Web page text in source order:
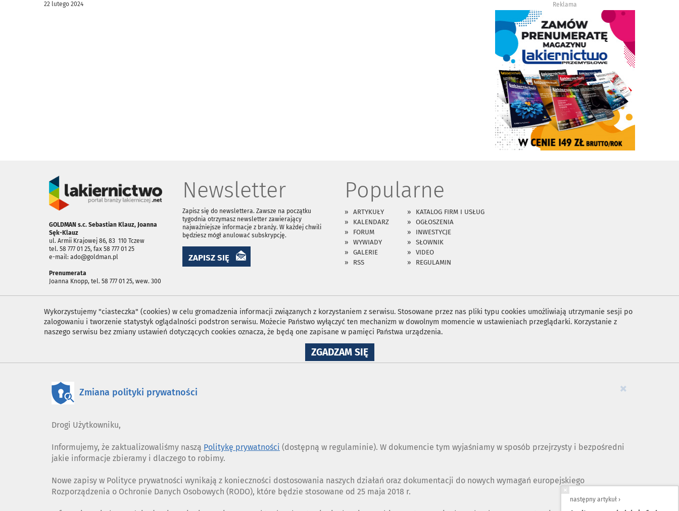
następny artykuł ›
22 lutego 2024 Reklama
GOLDMAN s.c. Sebastian Klauz, Joanna
Sęk-Klauz
ul. Armii Krajowej 86, 83 ­ 110 Tczew
tel. 58 777 01 25, fax 58 777 01 25
e-mail: ado@goldman.pl
Prenumerata
Joanna Knopp, tel. 58 777 01 25, wew. 300
Newsletter
Zapisz się do newslettera. Zawsze na początku
tygodnia otrzymasz newsletter zawierający
najważniejsze informacje z branży. W każdej chwili
będziesz mógł anulować subskrypcję.
ZAPISZ SIĘ
Popularne
ARTYKUŁY
KATALOG FIRM I USŁUG
KALENDARZ
OGŁOSZENIA
FORUM
INWESTYCJE
WYWIADY
SŁOWNIK
GALERIE
VIDEO
RSS
REGULAMIN
Wykorzystujemy "ciasteczka" (cookies) w celu gromadzenia informacji związanych z korzystaniem z serwisu. Stosowane przez nas pliki typu cookies umożliwiają utrzymanie sesji po
zalogowaniu i tworzenie statystyk oglądalności podstron serwisu. Możecie Państwo wyłączyć ten mechanizm w dowolnym momencie w ustawieniach przeglądarki. Korzystanie z
naszego serwisu bez zmiany ustawień dotyczących cookies oznacza, że będą one zapisane w pamięci Państwa urządzenia.
ZGADZAM SIĘNA
WYKORZYSTANIE
×
Zmiana polityki prywatności
Drogi Użytkowniku,
Informujemy, że zaktualizowaliśmy naszą Politykę prywatności (dostępną w regulaminie). W dokumencie tym wyjaśniamy w sposób przejrzysty i bezpośredni
jakie informacje zbieramy i dlaczego to robimy.
Nowe zapisy w Polityce prywatności wynikają z konieczności dostosowania naszych działań oraz dokumentacji do nowych wymagań europejskiego
Rozporządzenia o Ochronie Danych Osobowych (RODO), które będzie stosowane od 25 maja 2018 r.